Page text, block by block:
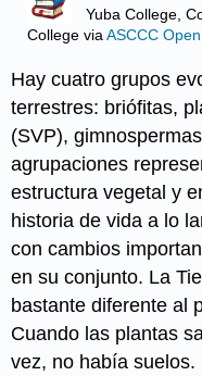
Yuba College,
Collegevia ASCCC
Hay cuatro grupos
terrestres: briófitas,
(SVP),
agrupaciones
estructura vegetal y
historia de vida a lo
con cambios
en su conjunto. La
bastante diferente al
Cuando las plantas
vez, no había